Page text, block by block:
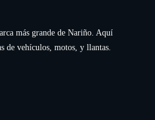
más grande de Nariño. Aquí
de vehículos, motos, y llantas.